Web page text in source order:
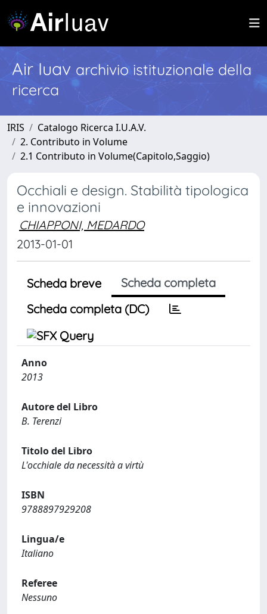
Air Iuav archivio istituzionale della
ricerca
IRIS
Catalogo Ricerca I.U.A.V.
2. Contributo in Volume
2.1 Contributo in Volume(Capitolo,Saggio)
Occhiali e design. Stabilità tipologica
e innovazioni
CHIAPPONI, MEDARDO
2013-01-01
Scheda breve
Scheda completa
Scheda completa (DC)
Anno
2013
Autore del Libro
B. Terenzi
Titolo del Libro
L'occhiale da necessità a virtù
ISBN
9788897929208
Lingua/e
Italiano
Referee
Nessuno